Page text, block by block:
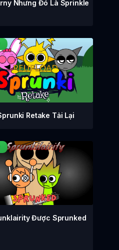
Nhưng Đó Là Sprinkle
Retake Tải Lại
Được Sprunked